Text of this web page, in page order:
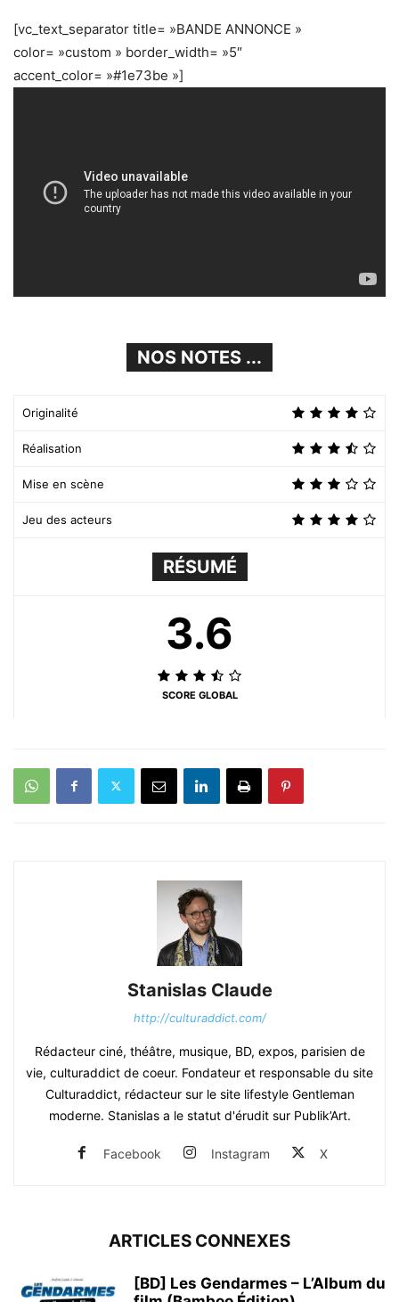
[vc_text_separator title= »BANDE ANNONCE »
color= »custom » border_width= »5″
accent_color= »#1e73be »]
NOS NOTES ...
Originalité
Réalisation
Mise en scène
Jeu des acteurs
RÉSUMÉ
3.6
SCORE GLOBAL
Stanislas Claude
http://culturaddict.com/
Rédacteur ciné, théâtre, musique, BD, expos, parisien de
vie, culturaddict de coeur. Fondateur et responsable du site
Culturaddict, rédacteur sur le site lifestyle Gentleman
moderne. Stanislas a le statut d'érudit sur Publik’Art.
Facebook Instagram X
ARTICLES CONNEXES
[BD] Les Gendarmes – L’Album du